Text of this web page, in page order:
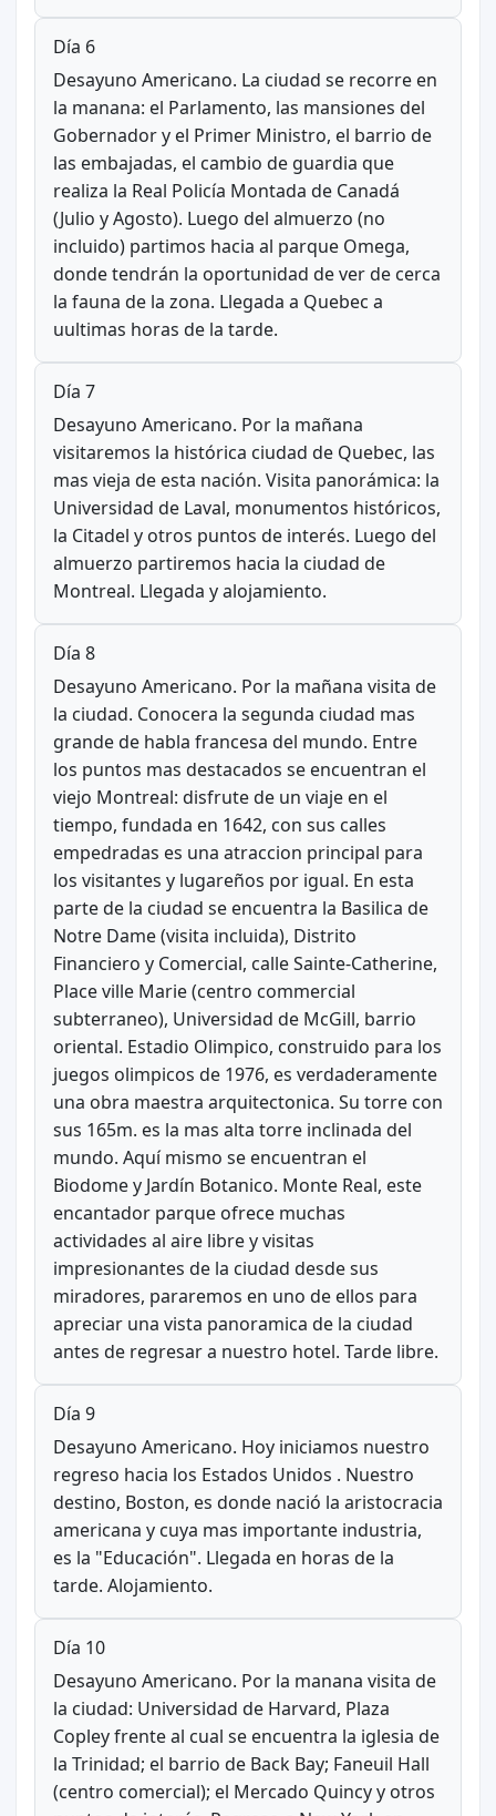
Día 6
Desayuno Americano. La ciudad se recorre en
la manana: el Parlamento, las mansiones del
Gobernador y el Primer Ministro, el barrio de
las embajadas, el cambio de guardia que
realiza la Real Policía Montada de Canadá
(Julio y Agosto). Luego del almuerzo (no
incluido) partimos hacia al parque Omega,
donde tendrán la oportunidad de ver de cerca
la fauna de la zona. Llegada a Quebec a
uultimas horas de la tarde.
Día 7
Desayuno Americano. Por la mañana
visitaremos la histórica ciudad de Quebec, las
mas vieja de esta nación. Visita panorámica: la
Universidad de Laval, monumentos históricos,
la Citadel y otros puntos de interés. Luego del
almuerzo partiremos hacia la ciudad de
Montreal. Llegada y alojamiento.
Día 8
Desayuno Americano. Por la mañana visita de
la ciudad. Conocera la segunda ciudad mas
grande de habla francesa del mundo. Entre
los puntos mas destacados se encuentran el
viejo Montreal: disfrute de un viaje en el
tiempo, fundada en 1642, con sus calles
empedradas es una atraccion principal para
los visitantes y lugareños por igual. En esta
parte de la ciudad se encuentra la Basilica de
Notre Dame (visita incluida), Distrito
Financiero y Comercial, calle Sainte-Catherine,
Place ville Marie (centro commercial
subterraneo), Universidad de McGill, barrio
oriental. Estadio Olimpico, construido para los
juegos olimpicos de 1976, es verdaderamente
una obra maestra arquitectonica. Su torre con
sus 165m. es la mas alta torre inclinada del
mundo. Aquí mismo se encuentran el
Biodome y Jardín Botanico. Monte Real, este
encantador parque ofrece muchas
actividades al aire libre y visitas
impresionantes de la ciudad desde sus
miradores, pararemos en uno de ellos para
apreciar una vista panoramica de la ciudad
antes de regresar a nuestro hotel. Tarde libre.
Día 9
Desayuno Americano. Hoy iniciamos nuestro
regreso hacia los Estados Unidos . Nuestro
destino, Boston, es donde nació la aristocracia
americana y cuya mas importante industria,
es la "Educación". Llegada en horas de la
tarde. Alojamiento.
Día 10
Desayuno Americano. Por la manana visita de
la ciudad: Universidad de Harvard, Plaza
Copley frente al cual se encuentra la iglesia de
la Trinidad; el barrio de Back Bay; Faneuil Hall
(centro comercial); el Mercado Quincy y otros